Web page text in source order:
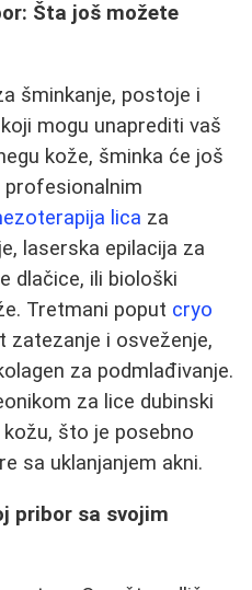
Šta još možete
šminkanje, postoje i
mogu unaprediti vaš
kože, šminka će još
profesionalnim
lica za
laserska epilacija za
dlačice, ili biološki
Tretmani poput cryo
zatezanje i osveženje,
za podmlađivanje.
za lice dubinski
što je posebno
sa uklanjanjem akni.
pribor sa svojim